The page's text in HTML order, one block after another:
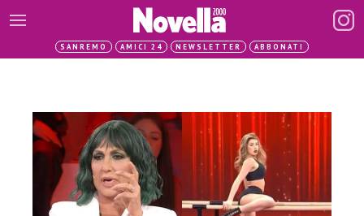
SANREMO AMICI 24 NEWSLETTER ABBONATI